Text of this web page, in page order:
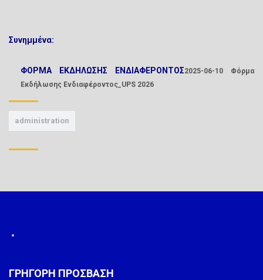
Συνημμένα:
ΦΟΡΜΑ ΕΚΔΗΛΩΣΗΣ ΕΝΔΙΑΦΕΡΟΝΤΟΣ2025-06-10 Φόρμα
Εκδήλωσης Ενδιαφέροντος_UPS 2026
administration
ΓΡΗΓΟΡΗ ΠΡΟΣΒΑΣΗ